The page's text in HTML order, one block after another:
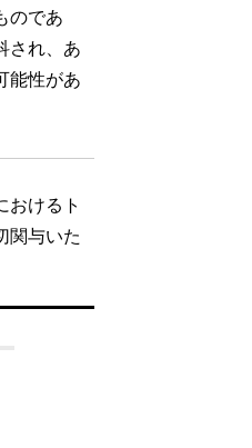
のであ
され、あ
能性があ
おけるト
関与いた